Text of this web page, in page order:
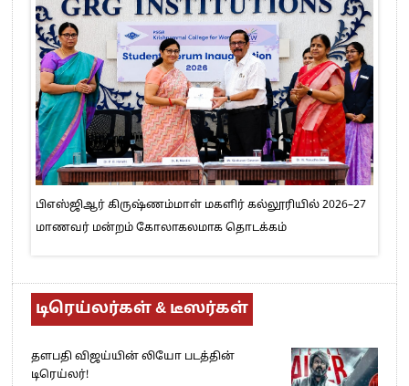
பிஎஸ்ஜிஆர் கிருஷ்ணம்மாள் மகளிர் கல்லூரியில் 2026–27
மாணவர் மன்றம் கோலாகலமாக தொடக்கம்
டிரெய்லர்கள் & டீஸர்கள்
தளபதி விஜய்யின் லியோ படத்தின்
டிரெய்லர்!